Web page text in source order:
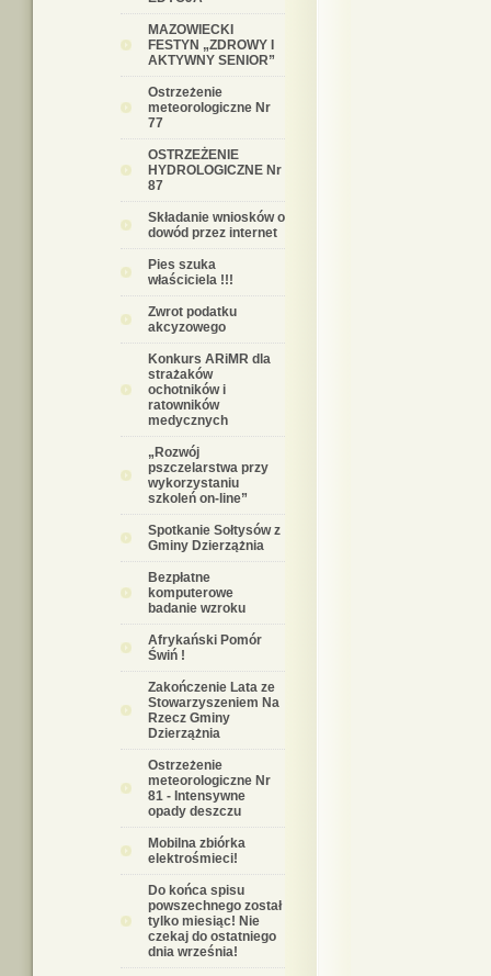
MAZOWIECKI
FESTYN „ZDROWY I
AKTYWNY SENIOR”
Ostrzeżenie
meteorologiczne Nr
77
OSTRZEŻENIE
HYDROLOGICZNE Nr
87
Składanie wniosków o
dowód przez internet
Pies szuka
właściciela !!!
Zwrot podatku
akcyzowego
Konkurs ARiMR dla
strażaków
ochotników i
ratowników
medycznych
„Rozwój
pszczelarstwa przy
wykorzystaniu
szkoleń on-line”
Spotkanie Sołtysów z
Gminy Dzierzążnia
Bezpłatne
komputerowe
badanie wzroku
Afrykański Pomór
Świń !
Zakończenie Lata ze
Stowarzyszeniem Na
Rzecz Gminy
Dzierzążnia
Ostrzeżenie
meteorologiczne Nr
81 - Intensywne
opady deszczu
Mobilna zbiórka
elektrośmieci!
Do końca spisu
powszechnego został
tylko miesiąc! Nie
czekaj do ostatniego
dnia września!